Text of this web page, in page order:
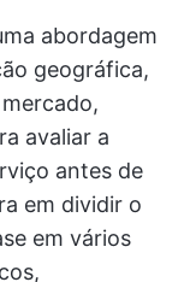
abordagem
geográfica,
avaliar a
antes de
em dividir o
em vários